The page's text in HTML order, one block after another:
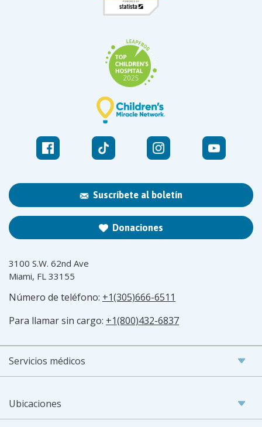
Suscríbete al boletín
Donaciones
3100 S.W. 62nd Ave
Miami, FL 33155
Número de teléfono: +1(305)666-6511
Para llamar sin cargo: +1(800)432-6837
Servicios médicos
Ubicaciones